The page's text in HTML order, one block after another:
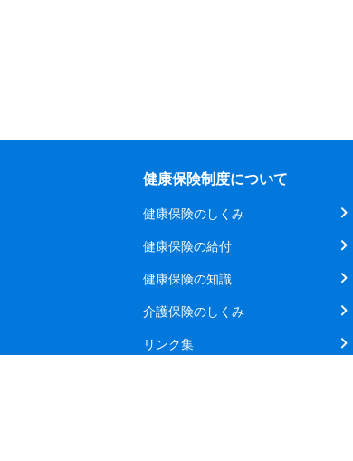
健康保険制度について
健康保険のしくみ
健康保険の給付
健康保険の知識
介護保険のしくみ
リンク集